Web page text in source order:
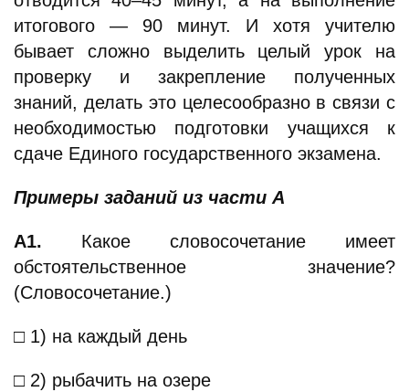
итогового — 90 минут. И хотя учителю
бывает сложно выделить целый урок на
проверку и закрепление полученных
знаний, делать это целесообразно в связи с
необходимостью подготовки учащихся к
сдаче Единого государственного экзамена.
Примеры заданий из части А
А1. Какое словосочетание имеет
обстоятельственное значение?
(Словосочетание.)
□ 1) на каждый день
□ 2) рыбачить на озере